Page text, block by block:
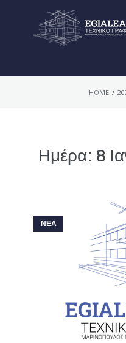
HOME /
Ημέρα: 8
ΝΕΑ